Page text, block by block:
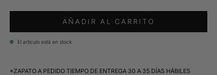
AÑADIR AL CARRITO
El artículo está en stock
*ZAPATO A PEDIDO TIEMPO DE ENTREGA 30 A 35 DÍAS HÁBILES